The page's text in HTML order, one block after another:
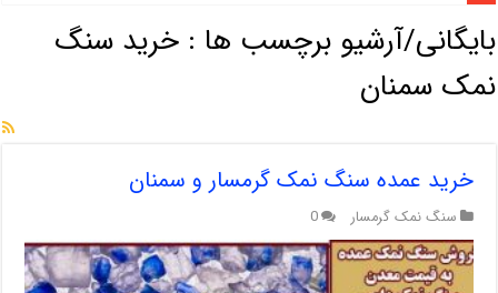
بایگانی/آرشیو برچسب ها : خرید سنگ
نمک سمنان
خرید عمده سنگ نمک گرمسار و سمنان
سنگ نمک گرمسار 0